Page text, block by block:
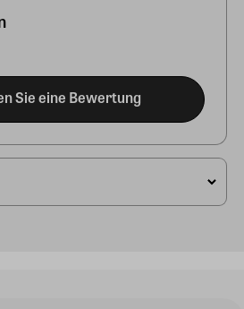
Sie eine Bewertung